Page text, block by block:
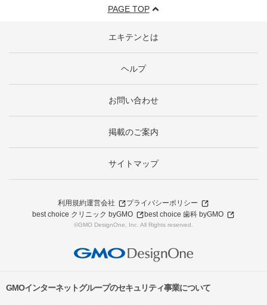
PAGE TOP
エキテンとは
ヘルプ
お問い合わせ
掲載のご案内
サイトマップ
利用規約運営会社
プライバシーポリシー
best choice クリニック byGMO
best choice 歯科 byGMO
©GMO DesignOne, Inc. All Rights reserved.
GMOインターネットグループのセキュリティ事業について